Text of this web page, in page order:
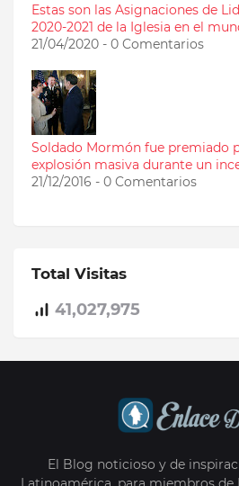
Estas son las Asignaciones de
2020-2021 de la Iglesia en el
21/04/2020 - 0 Comentarios
Soldado Mormón fue premiado
explosión masiva durante un
21/12/2016 - 0 Comentarios
Total Visitas
41,027,975
El Blog noticioso y de